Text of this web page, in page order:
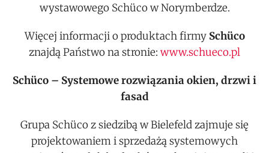
wystawowego Schüco w Norymberdze.
Więcej informacji o produktach firmy Schüco
znajdą Państwo na stronie: www.schueco.pl
Schüco – Systemowe rozwiązania okien, drzwi i
fasad
Grupa Schüco z siedzibą w Bielefeld zajmuje się
projektowaniem i sprzedażą systemowych